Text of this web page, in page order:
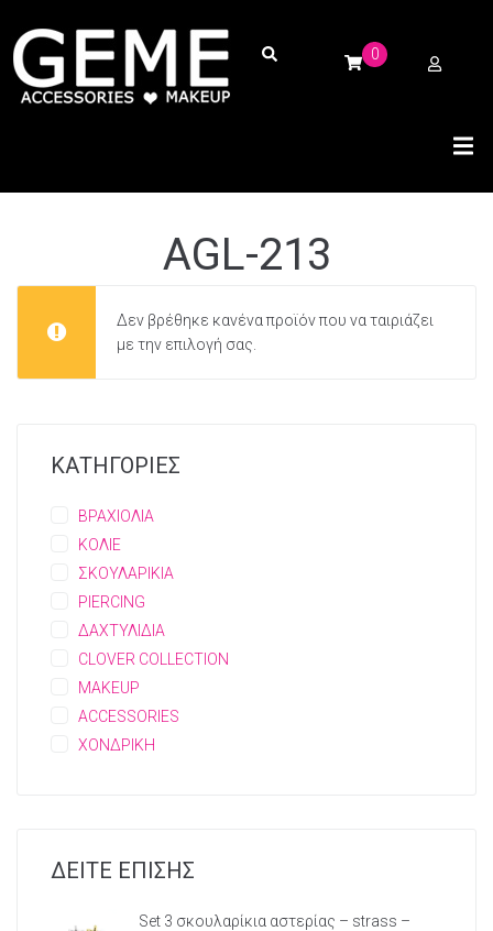
0
AGL-213
Δεν βρέθηκε κανένα προϊόν που να ταιριάζει
με την επιλογή σας.
ΚΑΤΗΓΟΡΙΕΣ
ΒΡΑΧΙΟΛΙΑ
ΚΟΛΙΕ
ΣΚΟΥΛΑΡΙΚΙΑ
PIERCING
ΔΑΧΤΥΛΙΔΙΑ
CLOVER COLLECTION
MAKEUP
ACCESSORIES
ΧΟΝΔΡΙΚΗ
ΔΕΙΤΕ ΕΠΙΣΗΣ
Set 3 σκουλαρίκια αστερίας – strass –